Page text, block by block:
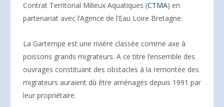
Contrat Territorial Milieux Aquatiques (CTMA) en
partenariat avec l’Agence de l’Eau Loire Bretagne.
La Gartempe est une rivière classée comme axe à
poissons grands migrateurs. A ce titre l’ensemble des
ouvrages constituant des obstacles à la remontée des
migrateurs auraient dû être aménagés depuis 1991 par
leur propriétaire.